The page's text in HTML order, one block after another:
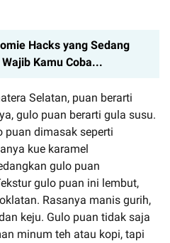
Hacks yang Sedang
Kamu Coba...
Selatan, puan berarti
gulo puan berarti gula susu.
puan dimasak seperti
kue karamel
gulo puan
gulo puan ini lembut,
Rasanya manis gurih,
keju. Gulo puan tidak saja
minum teh atau kopi, tapi